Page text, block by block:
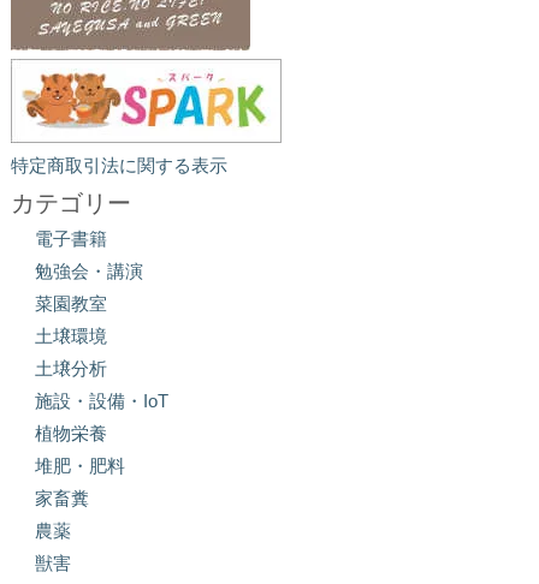
特定商取引法に関する表示
カテゴリー
電子書籍
勉強会・講演
菜園教室
土壌環境
土壌分析
施設・設備・IoT
植物栄養
堆肥・肥料
家畜糞
農薬
獣害